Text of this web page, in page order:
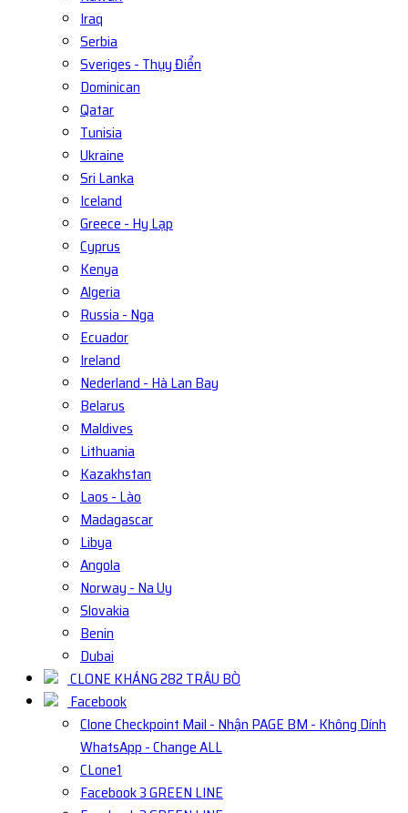
Iraq
Serbia
Sveriges - Thụy Điển
Dominican
Qatar
Tunisia
Ukraine
Sri Lanka
Iceland
Greece - Hy Lạp
Cyprus
Kenya
Algeria
Russia - Nga
Ecuador
Ireland
Nederland - Hà Lan Bay
Belarus
Maldives
Lithuania
Kazakhstan
Laos - Lào
Madagascar
Libya
Angola
Norway - Na Uy
Slovakia
Benin
Dubai
CLONE KHÁNG 282 TRÂU BÒ
Facebook
Clone Checkpoint Mail - Nhận PAGE BM - Không Dính
WhatsApp - Change ALL
CLone1
Facebook 3 GREEN LINE